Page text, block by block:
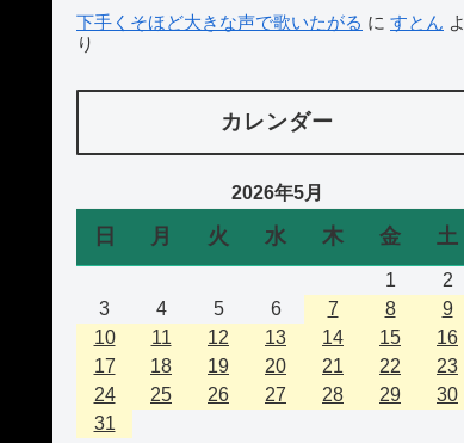
下手くそほど大きな声で歌いたがる に すとん よ
り
カレンダー
2026年5月
日 月 火 水 木 金 土
1
2
3
4 5 6 7 8
9
10
11 12 13 14 15
16
17
18 19 20 21 22
23
24
25 26 27 28 29
30
31